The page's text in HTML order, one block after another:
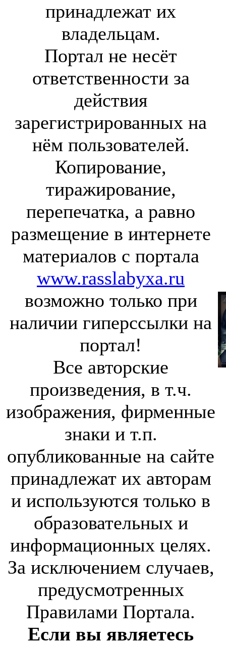
принадлежат их
владельцам.
Портал не несёт
ответственности за
действия
зарегистрированных на
нём пользователей.
Копирование,
тиражирование,
перепечатка, а равно
размещение в интернете
материалов с портала
www.rasslabyxa.ru
возможно только при
наличии гиперссылки на
портал!
Все авторские
произведения, в т.ч.
изображения, фирменные
знаки и т.п.
опубликованные на сайте
принадлежат их авторам
и используются только в
образовательных и
информационных целях.
За исключением случаев,
предусмотренных
Правилами Портала.
Если вы являетесь